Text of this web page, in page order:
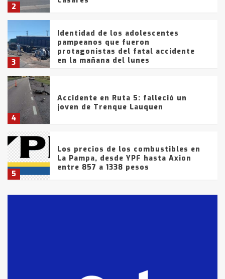
2
3
Identidad de los adolescentes
pampeanos que fueron
protagonistas del fatal accidente
en la mañana del lunes
4
Accidente en Ruta 5: falleció un
joven de Trenque Lauquen
5
Los precios de los combustibles en
La Pampa, desde YPF hasta Axion
entre 857 a 1338 pesos
fueron detenidos por